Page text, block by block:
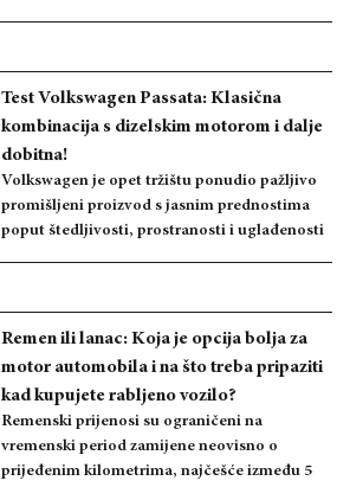
Test Volkswagen Passata: Klasična
kombinacija s dizelskim motorom i dalje
dobitna!
Volkswagen je opet tržištu ponudio pažljivo
promišljeni proizvod s jasnim prednostima
poput štedljivosti, prostranosti i uglađenosti
Remen ili lanac: Koja je opcija bolja za
motor automobila i na što treba pripaziti
kad kupujete rabljeno vozilo?
Remenski prijenosi su ograničeni na
vremenski period zamijene neovisno o
prijeđenim kilometrima, najčešće između 5